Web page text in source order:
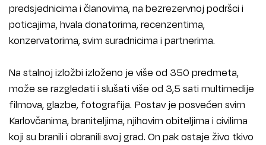
predsjednicima i članovima, na bezrezervnoj podršci i
poticajima, hvala donatorima, recenzentima,
konzervatorima, svim suradnicima i partnerima.
Na stalnoj izložbi izloženo je više od 350 predmeta,
može se razgledati i slušati više od 3,5 sati multimedije
filmova, glazbe, fotografija. Postav je posvećen svim
Karlovčanima, braniteljima, njihovim obiteljima i civilima
koji su branili i obranili svoj grad. On pak ostaje živo tkivo